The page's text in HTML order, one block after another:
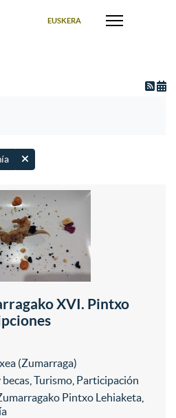
EUSKERA
XVI. Pintxo
(Zumarraga)
Turismo Participación
Pintxo Lehiaketa